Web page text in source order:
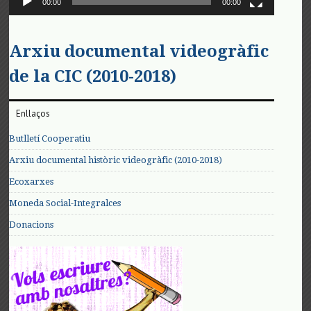
00:00 00:00
Arxiu documental videogràfic
de la CIC (2010-2018)
Enllaços
Butlletí Cooperatiu
Arxiu documental històric videogràfic (2010-2018)
Ecoxarxes
Moneda Social-Integralces
Donacions